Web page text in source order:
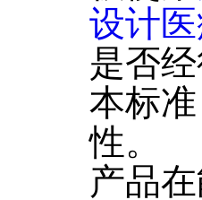
设计
是否
本标
性。
产品